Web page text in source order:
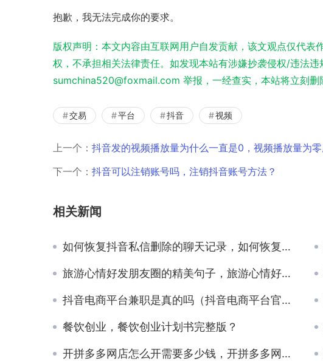
抱歉，我无法完成你的要求。
版权声明：本文内容由互联网用户自发贡献，该文观点仅代
权，不承担相关法律责任。如发现本站有涉嫌抄袭侵权/违法
sumchina520@foxmail.com 举报，一经查实，本站将立刻删
交易 平台 抖音 视频
上一个： 抖音发的视频播放量为什么一直是0，视频播放量为零
下一个： 抖音可以注销账号吗，注销抖音账号方法？
相关新闻
如何恢复抖音私信删除的聊天记录，如何恢复抖音私信删除的聊天记录免费？
旅游心情好发朋友圈的精美句子，旅游心情好发朋友圈的精美句子和好友？
抖音电商平台兼职是真的吗（抖音电商平台官方网）
餐饮创业，餐饮创业计划书完整版？
开拼多多网店怎么开需要多少钱，开拼多多网店怎么开需要多少钱无货源？